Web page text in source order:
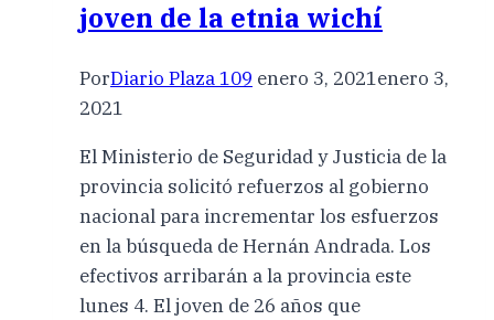
joven de la etnia wichí
PorDiario Plaza 109 enero 3, 2021enero 3,
2021
El Ministerio de Seguridad y Justicia de la
provincia solicitó refuerzos al gobierno
nacional para incrementar los esfuerzos
en la búsqueda de Hernán Andrada. Los
efectivos arribarán a la provincia este
lunes 4. El joven de 26 años que